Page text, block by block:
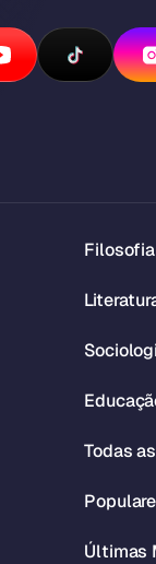
Filosofia
Todas
Últimas